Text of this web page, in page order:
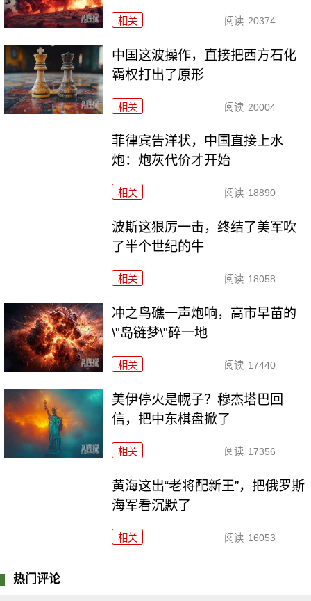
相关 阅读 20374
中国这波操作，直接把西方石化
霸权打出了原形
相关 阅读 20004
菲律宾告洋状，中国直接上水
炮：炮灰代价才开始
相关 阅读 18890
波斯这狠厉一击，终结了美军吹
了半个世纪的牛
相关 阅读 18058
冲之鸟礁一声炮响，高市早苗的
\"岛链梦\"碎一地
相关 阅读 17440
美伊停火是幌子？穆杰塔巴回
信，把中东棋盘掀了
相关 阅读 17356
黄海这出“老将配新王”，把俄罗斯
海军看沉默了
相关 阅读 16053
热门评论